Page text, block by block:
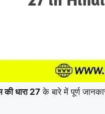
की धारा 27 के बारे में पूर्ण